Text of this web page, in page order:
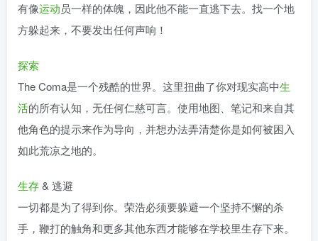
有像运动员一样的体魄，因此他不能一直逃下去。找一个地
方躲起来，不要发出任何声响！
探索
The Coma是一个残酷的世界。这里扭曲了你对现实高中生
活的所有认知，无任何仁慈可言。使用地图、笔记和来自其
他角色的提示来作为导向，并想办法弄清楚你是如何被困入
如此荒凉之地的。
生存& 逃避
一切都是为了得到你。荣浩必须要躲避一个坚持不懈的杀
手，鞭打的触角和更多其他东西才能够在学校里生存下来。